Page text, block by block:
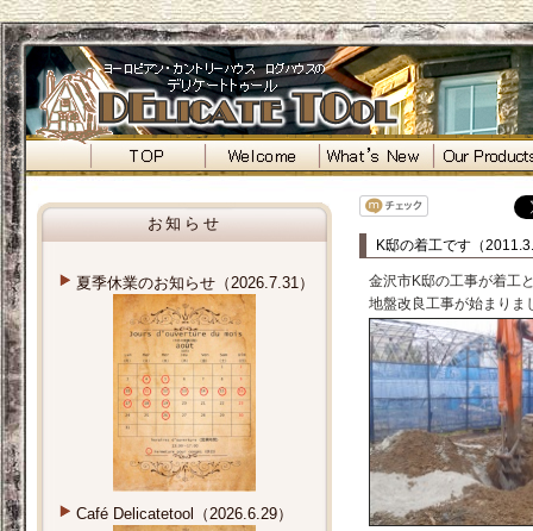
お知らせ
夏季休業のお知らせ（2026.7.31）
Café Delicatetool（2026.6.29）
K邸の着工です（
金沢市K邸の工事が着工
地盤改良工事が始まりま